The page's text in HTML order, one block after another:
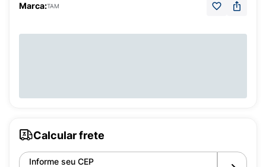
Marca:TAM
Calcular frete
Informe seu CEP